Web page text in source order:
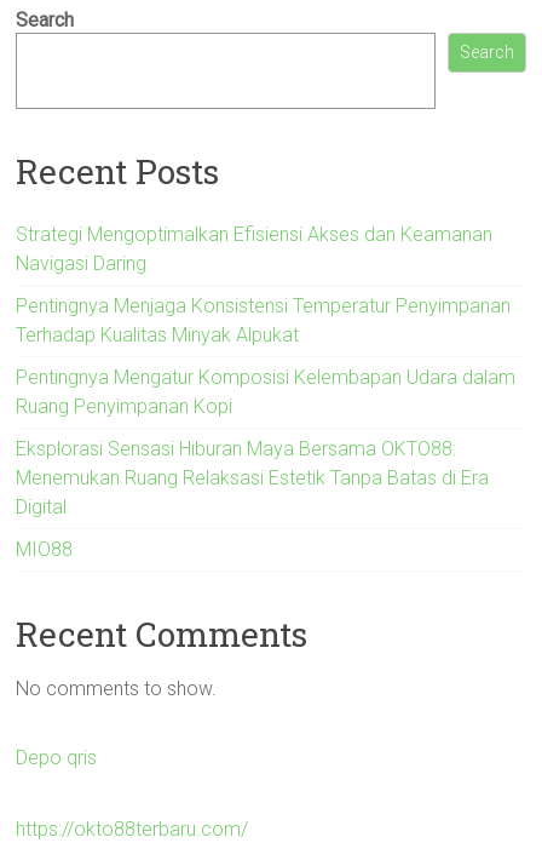
Search
Search
Recent Posts
Strategi Mengoptimalkan Efisiensi Akses dan Keamanan
Navigasi Daring
Pentingnya Menjaga Konsistensi Temperatur Penyimpanan
Terhadap Kualitas Minyak Alpukat
Pentingnya Mengatur Komposisi Kelembapan Udara dalam
Ruang Penyimpanan Kopi
Eksplorasi Sensasi Hiburan Maya Bersama OKTO88:
Menemukan Ruang Relaksasi Estetik Tanpa Batas di Era
Digital
MIO88
Recent Comments
No comments to show.
Depo qris
https://okto88terbaru.com/